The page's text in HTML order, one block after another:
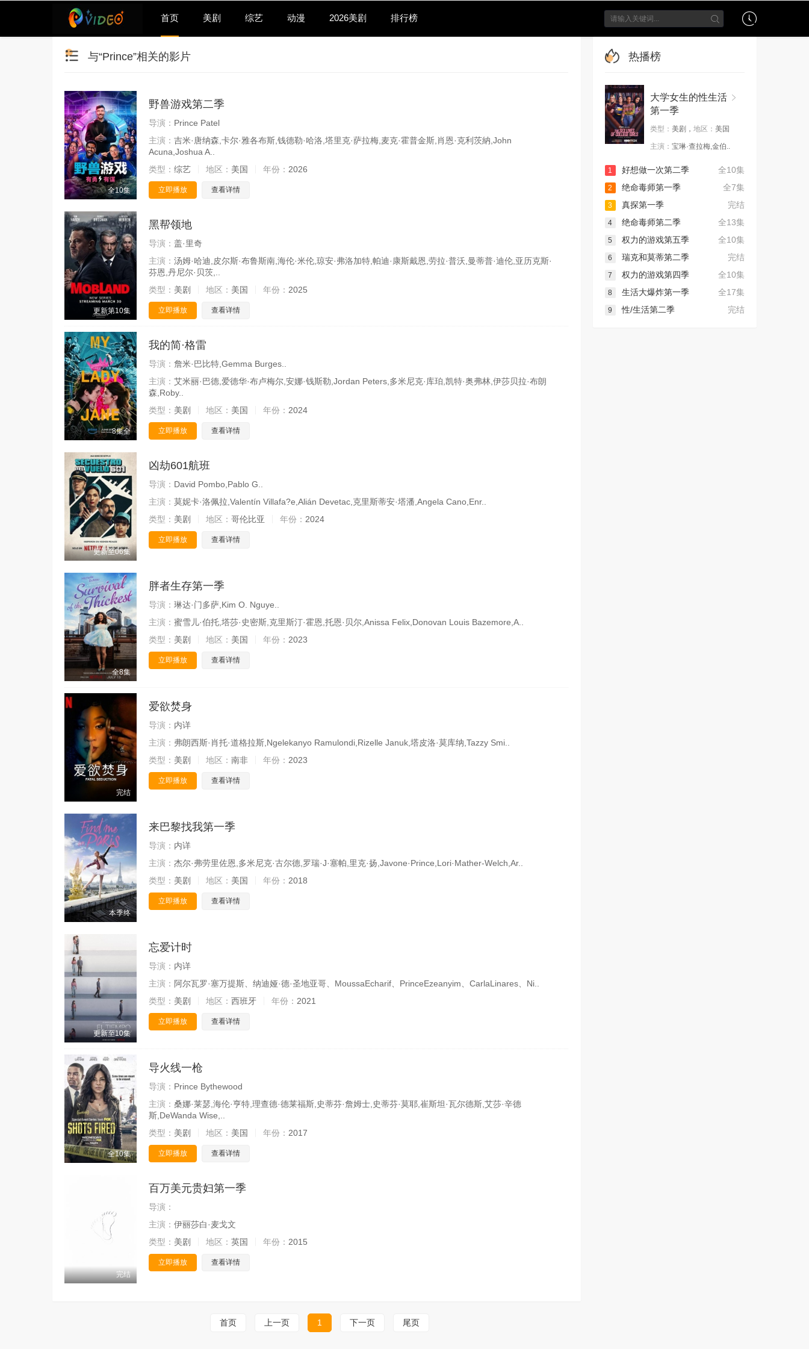
首页 美剧 综艺 动漫 2026美剧 排行榜
与“Prince”相关的影片
全10集
野兽游戏第二季
导演： Prince Patel
主演： 吉米·唐纳森,卡尔·雅各布斯,钱德勒·哈洛,塔里克·萨拉梅,麦克·霍普金斯,肖恩·克利茨納,John
Acuna,Joshua A..
类型： 综艺 地区： 美国 年份： 2026
立即播放 查看详情
更新第10集
黑帮领地
导演： 盖·里奇
主演： 汤姆·哈迪,皮尔斯·布鲁斯南,海伦·米伦,琼安·弗洛加特,帕迪·康斯戴恩,劳拉·普沃,曼蒂普·迪伦,亚历克斯·
芬恩,丹尼尔·贝茨,..
类型： 美剧 地区： 美国 年份： 2025
立即播放 查看详情
8集全
我的简·格雷
导演： 詹米·巴比特,Gemma Burges..
主演： 艾米丽·巴德,爱德华·布卢梅尔,安娜·钱斯勒,Jordan Peters,多米尼克·库珀,凯特·奥弗林,伊莎贝拉·布朗
森,Roby..
类型： 美剧 地区： 美国 年份： 2024
立即播放 查看详情
更新至06集
凶劫601航班
导演： David Pombo,Pablo G..
主演： 莫妮卡·洛佩拉,Valentín Villafa?e,Alián Devetac,克里斯蒂安·塔潘,Angela Cano,Enr..
类型： 美剧 地区： 哥伦比亚 年份： 2024
立即播放 查看详情
全8集
胖者生存第一季
导演： 琳达·门多萨,Kim O. Nguye..
主演： 蜜雪儿·伯托,塔莎·史密斯,克里斯汀·霍恩,托恩·贝尔,Anissa Felix,Donovan Louis Bazemore,A..
类型： 美剧 地区： 美国 年份： 2023
立即播放 查看详情
完结
爱欲焚身
导演： 内详
主演： 弗朗西斯·肖托·道格拉斯,Ngelekanyo Ramulondi,Rizelle Januk,塔皮洛·莫库纳,Tazzy Smi..
类型： 美剧 地区： 南非 年份： 2023
立即播放 查看详情
本季终
来巴黎找我第一季
导演： 内详
主演： 杰尔·弗劳里佐恩,多米尼克·古尔德,罗瑞·J·塞帕,里克·扬,Javone·Prince,Lori·Mather-Welch,Ar..
类型： 美剧 地区： 美国 年份： 2018
立即播放 查看详情
更新至10集
忘爱计时
导演： 内详
主演： 阿尔瓦罗·塞万提斯、纳迪娅·德·圣地亚哥、MoussaEcharif、PrinceEzeanyim、CarlaLinares、Ni..
类型： 美剧 地区： 西班牙 年份： 2021
立即播放 查看详情
全10集
导火线一枪
导演： Prince Bythewood
主演： 桑娜·莱瑟,海伦·亨特,理查德·德莱福斯,史蒂芬·詹姆士,史蒂芬·莫耶,崔斯坦·瓦尔德斯,艾莎·辛德
斯,DeWanda Wise,..
类型： 美剧 地区： 美国 年份： 2017
立即播放 查看详情
完结
百万美元贵妇第一季
导演：
主演： 伊丽莎白·麦戈文
类型： 美剧 地区： 英国 年份： 2015
立即播放 查看详情
首页 上一页 1 下一页 尾页
热播榜
大学女生的性生活
第一季
类型： 美剧， 地区： 美国
主演： 宝琳·查拉梅,金伯..
全10集
1
好想做一次第二季
全7集
2
绝命毒师第一季
完结
3
真探第一季
全13集
4
绝命毒师第二季
全10集
5
权力的游戏第五季
完结
6
瑞克和莫蒂第二季
全10集
7
权力的游戏第四季
全17集
8
生活大爆炸第一季
完结
9 性/生活第二季